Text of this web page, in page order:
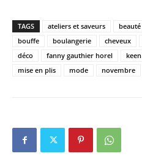
TAGS ateliers et saveurs beauté
bouffe
boulangerie cheveux
déco
fanny gauthier horel keen
mise en plis
mode novembre